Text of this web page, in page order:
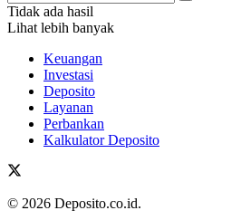
Tidak ada hasil
Lihat lebih banyak
Keuangan
Investasi
Deposito
Layanan
Perbankan
Kalkulator Deposito
© 2026 Deposito.co.id.